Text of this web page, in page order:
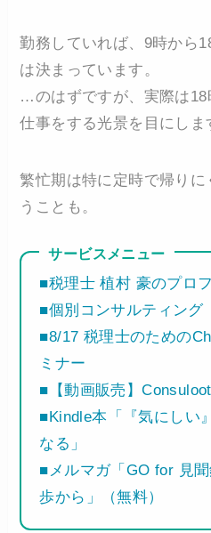
勤務していれば、9時から
は決まっています。
…のはずですが、実際は
仕事をする光景を目にしま
繁忙期は特に定時で帰り
うことも。
サービスメニュー
■税理士 植村 豪のプロ
■個別コンサルティング
■8/17 税理士のための
ミナー
■【動画販売】
■Kindle本「『気にしい
なる」
■メルマガ「GO for 見
歩から」（無料）